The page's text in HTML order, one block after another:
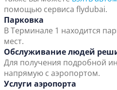
помощью сервиса flydubai.
Парковка
В Терминале 1 находится
мест.
Обслуживание людей
Для получения подробной
напрямую с аэропортом.
Услуги аэропорта